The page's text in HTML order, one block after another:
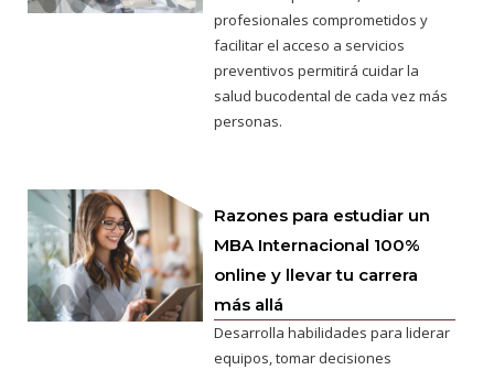
profesionales comprometidos y
facilitar el acceso a servicios
preventivos permitirá cuidar la
salud bucodental de cada vez más
personas.
Razones para estudiar un
MBA Internacional 100%
online y llevar tu carrera
más allá
Desarrolla habilidades para liderar
equipos, tomar decisiones